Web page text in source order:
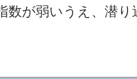
が弱いうえ、潜り